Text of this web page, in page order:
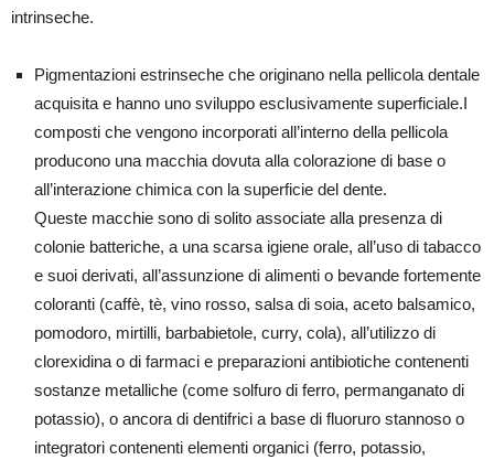
intrinseche.
Pigmentazioni estrinseche che originano nella pellicola dentale
acquisita e hanno uno sviluppo esclusivamente superficiale.I
composti che vengono incorporati all’interno della pellicola
producono una macchia dovuta alla colorazione di base o
all’interazione chimica con la superficie del dente.
Queste macchie sono di solito associate alla presenza di
colonie batteriche, a una scarsa igiene orale, all’uso di tabacco
e suoi derivati, all’assunzione di alimenti o bevande fortemente
coloranti (caffè, tè, vino rosso, salsa di soia, aceto balsamico,
pomodoro, mirtilli, barbabietole, curry, cola), all’utilizzo di
clorexidina o di farmaci e preparazioni antibiotiche contenenti
sostanze metalliche (come solfuro di ferro, permanganato di
potassio), o ancora di dentifrici a base di fluoruro stannoso o
integratori contenenti elementi organici (ferro, potassio,